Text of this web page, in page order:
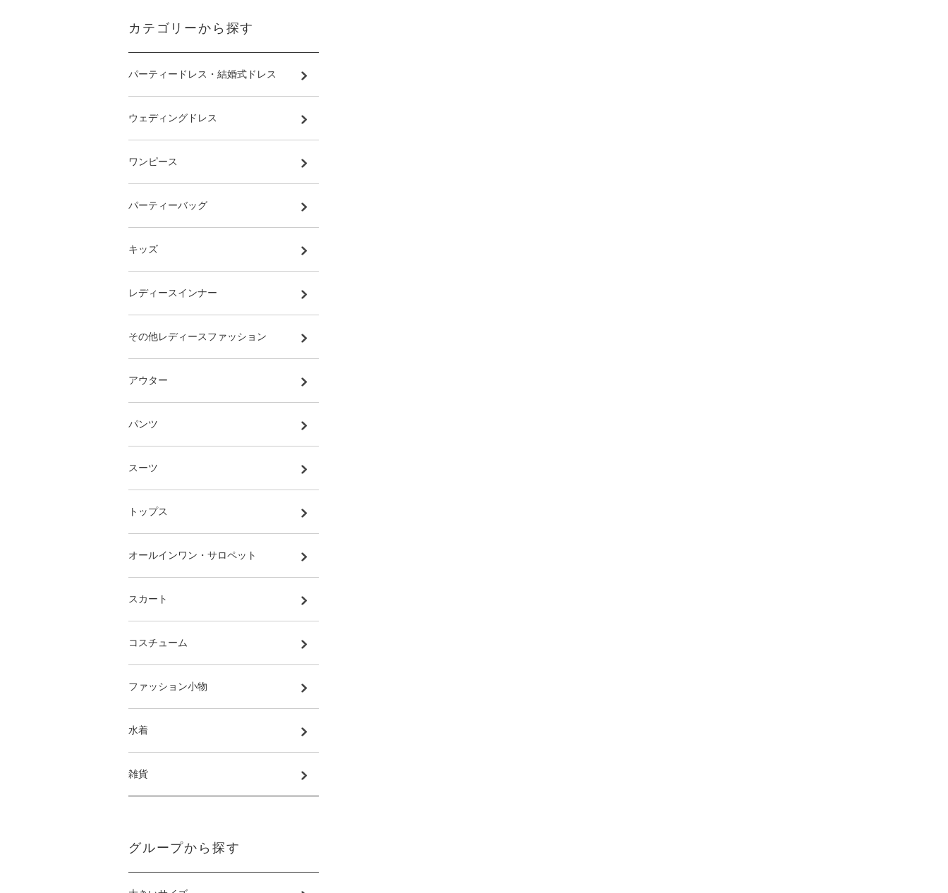
カテゴリーから探す
パーティードレス・結婚式ドレス
ウェディングドレス
ワンピース
パーティーバッグ
キッズ
レディースインナー
その他レディースファッション
アウター
パンツ
スーツ
トップス
オールインワン・サロペット
スカート
コスチューム
ファッション小物
水着
雑貨
グループから探す